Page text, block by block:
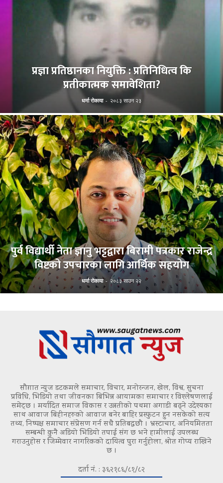
प्रज्ञा प्रतिष्ठानका नियुक्ति : प्रतिनिधित्व कि
प्रतीकात्मक समावेशिता?
धर्मा रोकाया - २०८३ साउन २३
पुर्व विद्यार्थी नेता ज्ञानु भट्टद्वारा बिरामी पत्रकार राजेन्द्र
विष्टको उपचारका लागि आर्थिक सहयोग
धर्मा रोकाया - २०८३ साउन २२
सौग़ात न्युज डटकमले समाचार, विचार, मनोरन्जन, खेल, विश्व, सुचना
प्रविधि, भिडियो तथा जीवनका बिभिन्न आयामका समाचार र विश्लेषणलाई
समेट्छ । मर्यादित समाज विकास र उन्नतीको पथमा अगाडी बढ्ने उदेश्यका
साथ आवाज बिहीनहरुको आवाज बनेर बाहिर प्रस्फुटन हुन नसकेको सत्य
तथ्य, निष्पक्ष समाचार संप्रेसण गर्न सधै प्रतिबद्धछौ । भ्रस्टाचार, अनियमितता
सम्बन्धी कुनै अडियो भिडियो तपाई संग छ भने हामीलाई उपलब्ध
गराउनुहोस र जिम्मेवार नागरिकको दायित्व पुरा गर्नुहोला, श्रोत गोप्य राखिने
छ ।
दर्ता नं. : ३६२१८६/८१/८२